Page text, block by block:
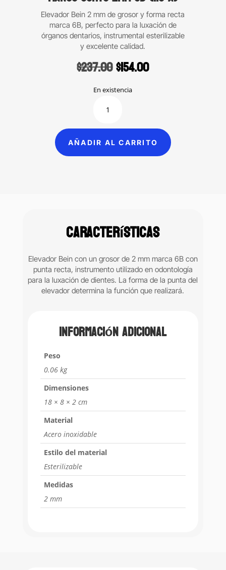
Elevador Bein 2 mm de grosor y forma recta
marca 6B, perfecto para la luxación de
órganos dentarios, instrumental esterilizable
y excelente calidad.
$237.00Original
was:
$154.00Current
En existencia
Bein
mango
corto
AÑADIR AL CARRITO
Características
Elevador Beincon un grosor de 2 mm marca 6B con
punta recta, instrumento utilizado en odontología
para la luxación de dientes. La forma de la punta del
elevador determina la función que realizará.
Información adicional
Peso
0.06 kg
Dimensiones
18 × 8 × 2 cm
Material
Acero inoxidable
Estilo del material
Esterilizable
Medidas
2 mm